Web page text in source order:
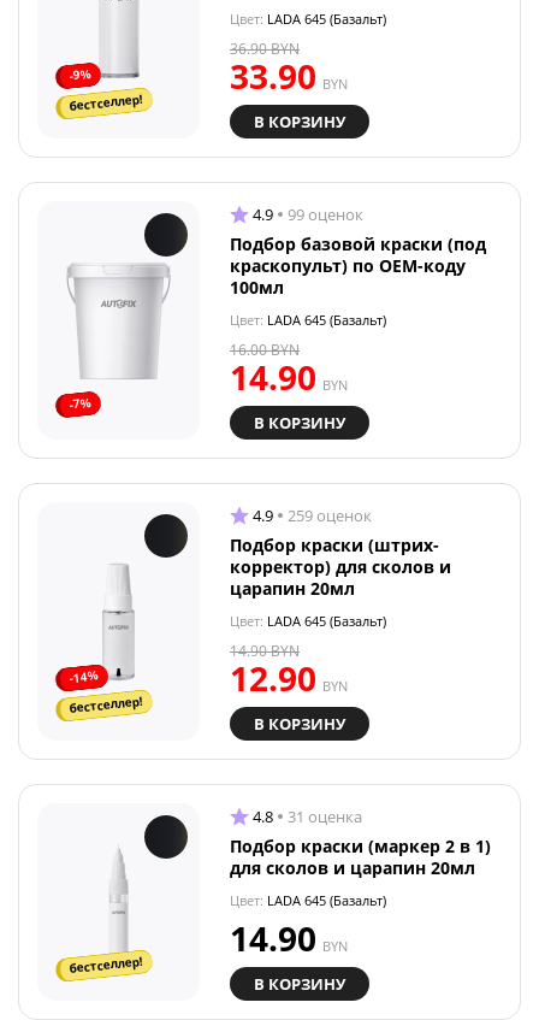
-9%
бестселлер!
Цвет: LADA 645 (Базальт)
33.90 BYN
36.90BYN
В КОРЗИНУ
-7%
4.9 99 оценок
Подбор базовой краски (под
краскопульт) по OEM-коду
100мл
Цвет: LADA 645 (Базальт)
14.90 BYN
16.00BYN
В КОРЗИНУ
-14%
бестселлер!
4.9 259 оценок
Подбор краски (штрих-
корректор) для сколов и
царапин 20мл
Цвет: LADA 645 (Базальт)
12.90 BYN
14.90BYN
В КОРЗИНУ
бестселлер!
4.8 31 оценка
Подбор краски (маркер 2 в 1)
для сколов и царапин 20мл
Цвет: LADA 645 (Базальт)
14.90 BYN
В КОРЗИНУ